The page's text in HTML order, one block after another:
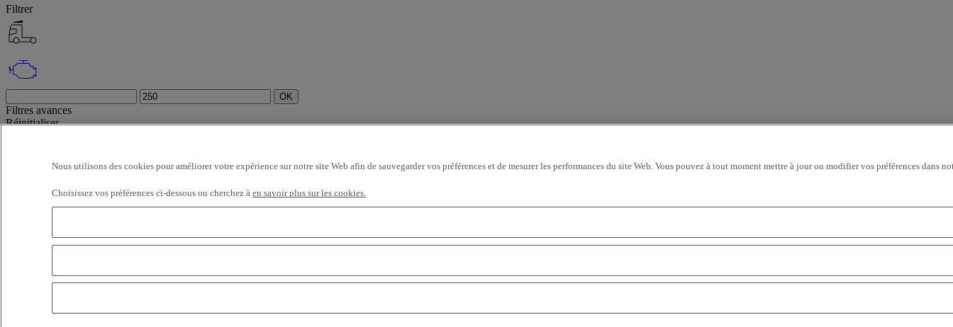
Filtrer
OK
Filtres avances
Réinitialiser
Sélection (5)
12 véhicules par page24 véhicules par page48 véhicules par page 96 véhicules par page
Disponible à la vente
Nous utilisons des cookies pour améliorer votre expérience sur notre site Web afin de sauvegarder vos préférences et de mesurer les performances du site Web. Vous pouvez à tout moment mettre à jour ou modifier vos préférences dans
Choisissez vos préférences ci-dessous ou cherchez à en savoir plus sur les cookies.